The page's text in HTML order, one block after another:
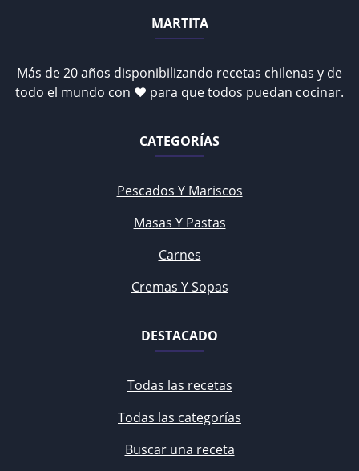
MARTITA
Más de 20 años disponibilizando recetas chilenas y de
todo el mundo con ♥ para que todos puedan cocinar.
CATEGORÍAS
Pescados Y Mariscos
Masas Y Pastas
Carnes
Cremas Y Sopas
DESTACADO
Todas las recetas
Todas las categorías
Buscar una receta